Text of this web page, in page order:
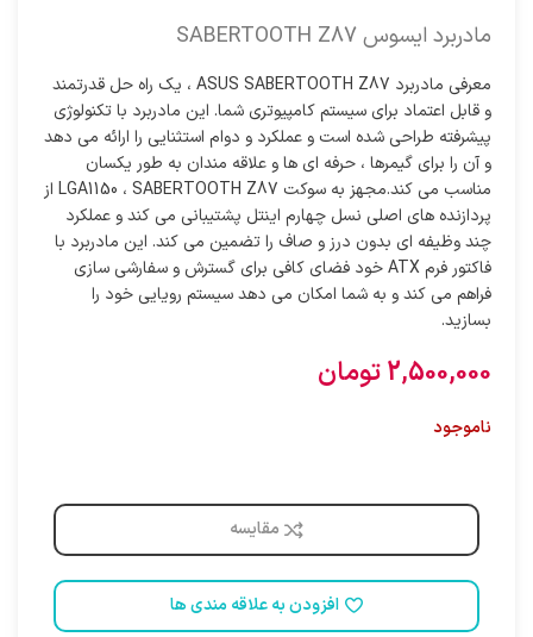
مادربرد ایسوس SABERTOOTH Z87
معرفی مادربرد ASUS SABERTOOTH Z87 ، یک راه حل قدرتمند
و قابل اعتماد برای سیستم کامپیوتری شما. این مادربرد با تکنولوژی
پیشرفته طراحی شده است و عملکرد و دوام استثنایی را ارائه می دهد
و آن را برای گیمرها ، حرفه ای ها و علاقه مندان به طور یکسان
مناسب می کند.مجهز به سوکت LGA1150 ، SABERTOOTH Z87 از
پردازنده های اصلی نسل چهارم اینتل پشتیبانی می کند و عملکرد
چند وظیفه ای بدون درز و صاف را تضمین می کند. این مادربرد با
فاکتور فرم ATX خود فضای کافی برای گسترش و سفارشی سازی
فراهم می کند و به شما امکان می دهد سیستم رویایی خود را
بسازید.
2,500,000تومان
ناموجود
مقایسه
افزودن به علاقه مندی ها